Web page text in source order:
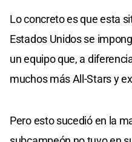
Lo concreto es que esta
Estados Unidos se
un equipo que, a
muchos más All-Stars y
Pero esto sucedió en la